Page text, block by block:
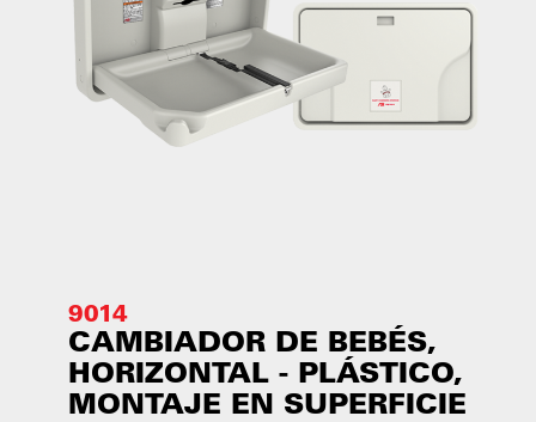
9014
CAMBIADOR DE BEBÉS,
HORIZONTAL - PLÁSTICO,
MONTAJE EN SUPERFICIE